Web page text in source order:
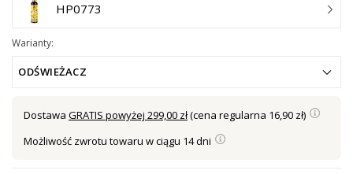
HP0773
Warianty:
ODŚWIEŻACZ
Dostawa GRATIS powyżej 299,00 zł(cena regularna 16,90 zł)
Możliwość zwrotu towaru w ciągu 14 dni